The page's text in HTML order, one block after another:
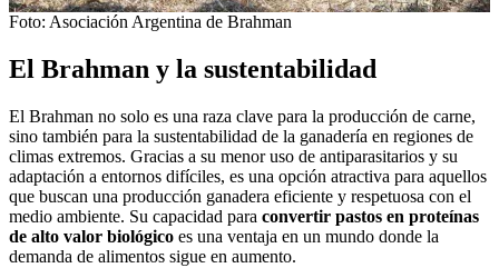
Foto: Asociación Argentina de Brahman
El Brahman y la sustentabilidad
El Brahman no solo es una raza clave para la producción de carne,
sino también para la sustentabilidad de la ganadería en regiones de
climas extremos. Gracias a su menor uso de antiparasitarios y su
adaptación a entornos difíciles, es una opción atractiva para aquellos
que buscan una producción ganadera eficiente y respetuosa con el
medio ambiente. Su capacidad para convertir pastos en proteínas
de alto valor biológico es una ventaja en un mundo donde la
demanda de alimentos sigue en aumento.